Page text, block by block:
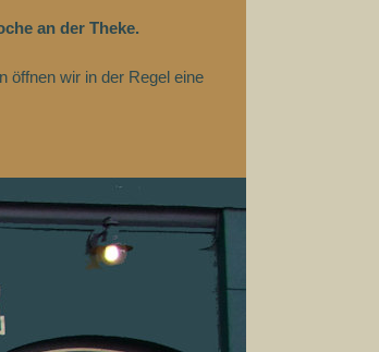
an der Theke.
öffnen wir in der Regel eine